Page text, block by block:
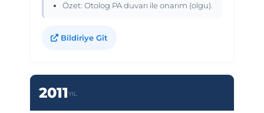
Özet: Otolog PA duvarı ile onarım (olgu).
Bildiriye Git
2011YIL